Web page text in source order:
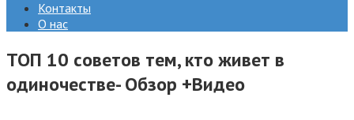
Контакты
О нас
ТОП 10 советов тем, кто живет в
одиночестве- Обзор +Видео